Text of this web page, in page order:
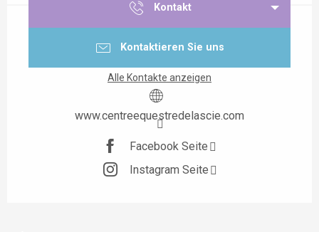
Kontakt
Kontaktieren Sie uns
Alle Kontakte anzeigen
www.centreequestredelascie.com
Facebook Seite
Instagram Seite